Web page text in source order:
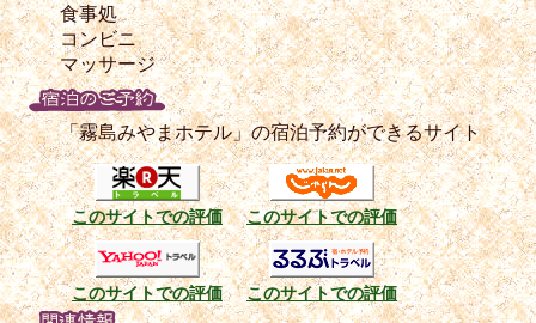
食事処
コンビニ
マッサージ
「霧島みやまホテル」の宿泊予約ができるサイト
このサイトでの評価 このサイトでの評価
このサイトでの評価 このサイトでの評価